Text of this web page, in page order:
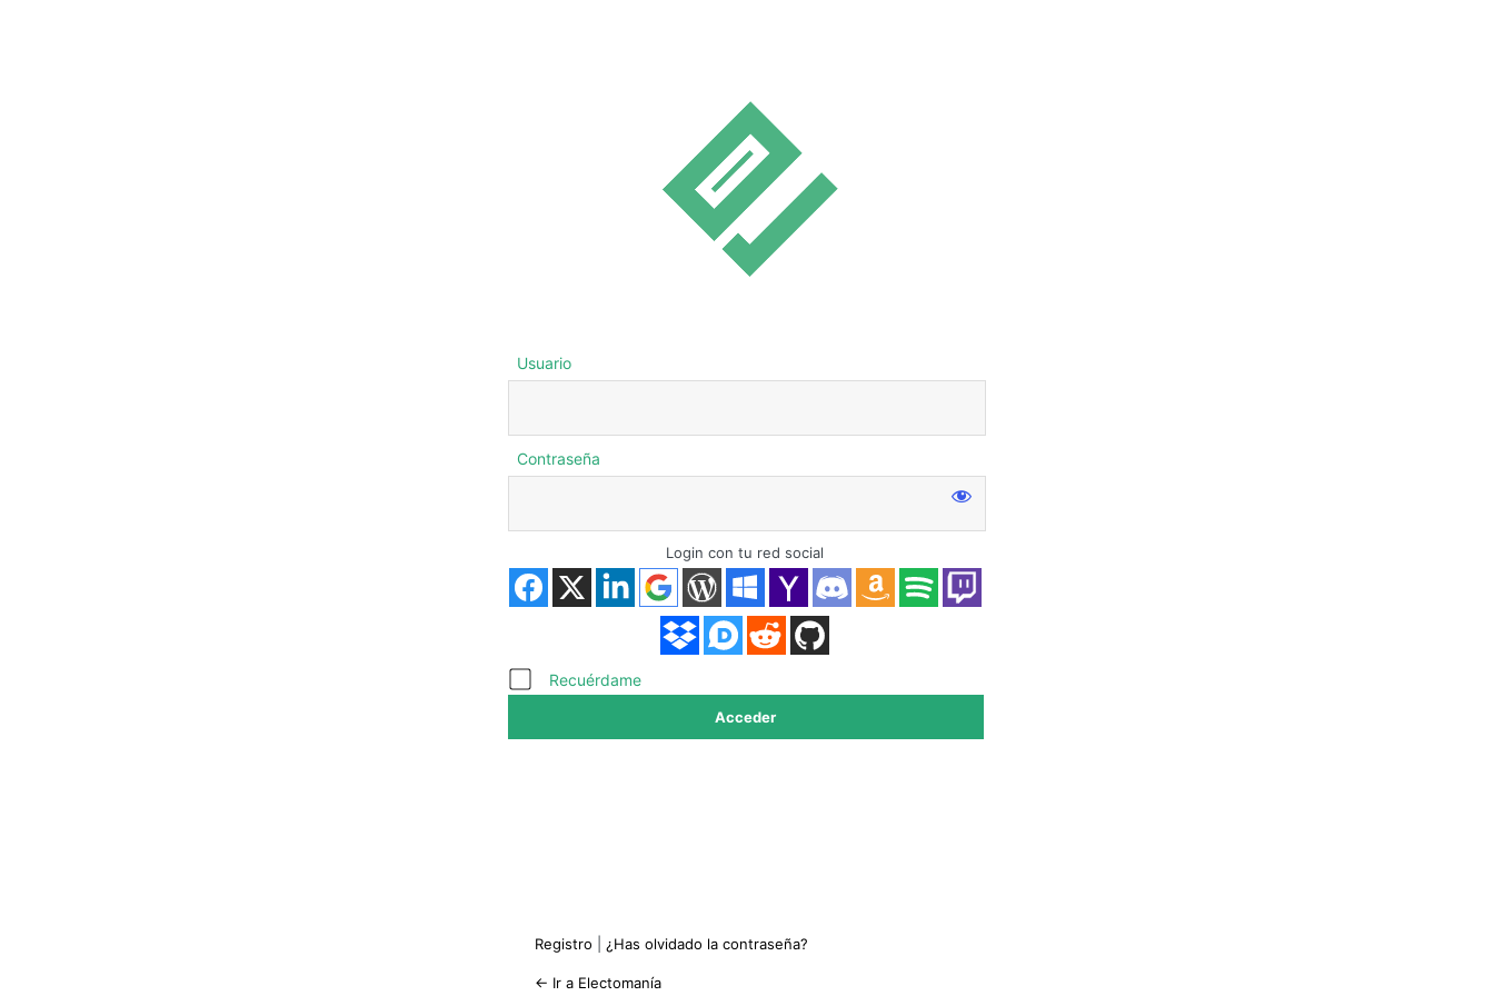
Acceder
Usuario
Contraseña
Login con tu red social
Recuérdame
Registro ¿Has olvidado la contraseña?
← Ir a Electomanía